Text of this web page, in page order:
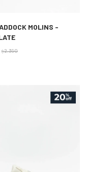
MOLINS -
$ 2.390